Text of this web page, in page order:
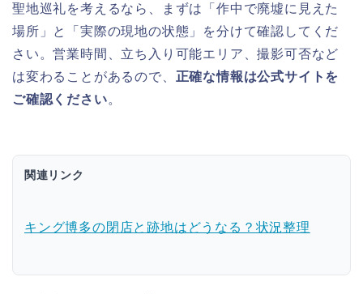
聖地巡礼を考えるなら、まずは「作中で廃墟に見えた
場所」と「実際の現地の状態」を分けて確認してくだ
さい。営業時間、立ち入り可能エリア、撮影可否など
は変わることがあるので、 正確な情報は公式サイトを
ご確認ください。
関連リンク
キング博多の閉店と跡地はどうなる？状況整理